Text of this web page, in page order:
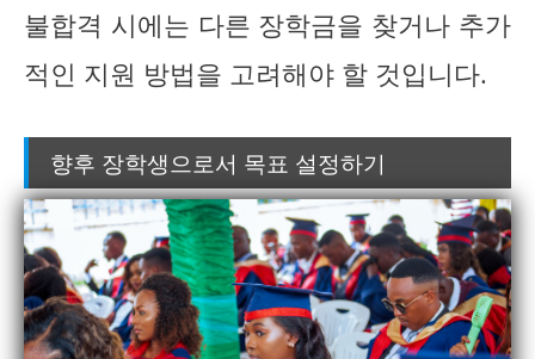
불합격 시에는 다른 장학금을 찾거나 추가
적인 지원 방법을 고려해야 할 것입니다.
향후 장학생으로서 목표 설정하기